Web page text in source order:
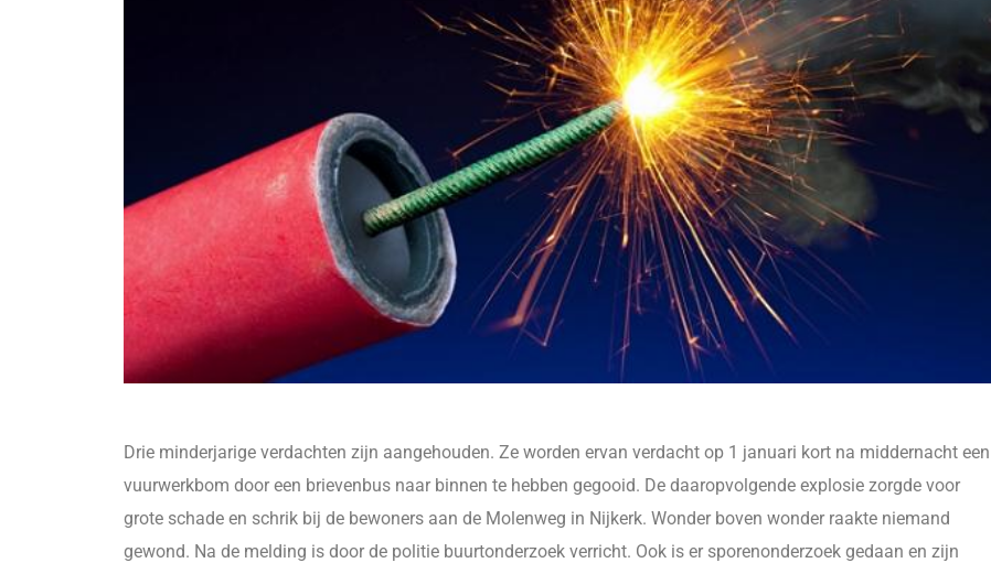
Drie minderjarige verdachten zijn aangehouden. Ze worden ervan verdacht op 1 januari kort na middernacht een
vuurwerkbom door een brievenbus naar binnen te hebben gegooid. De daaropvolgende explosie zorgde voor
grote schade en schrik bij de bewoners aan de Molenweg in Nijkerk. Wonder boven wonder raakte niemand
gewond. Na de melding is door de politie buurtonderzoek verricht. Ook is er sporenonderzoek gedaan en zijn